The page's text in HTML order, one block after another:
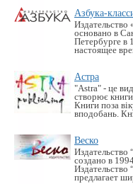
Азбука-
Издательство
основано в
Петербурге в
настоящее
Астра
"Astra" - це
створює
Книги поза
вподобань.
Веско
Издательство
создано в
Издательство
предлагает